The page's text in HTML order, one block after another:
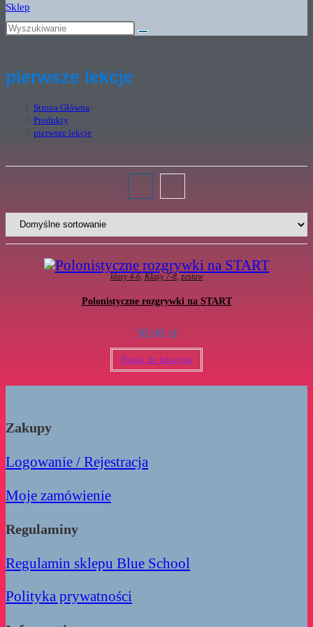
Sklep
pierwsze lekcje
Strona Główna
Produkty
pierwsze lekcje
klasy 4-6,Klasy 7-8,zestaw
Polonistyczne rozgrywki na START
30,00 zł
Dodaj do koszyka
Zakupy
Logowanie / Rejestracja
Moje zamówienie
Regulaminy
Regulamin sklepu Blue School
Polityka prywatności